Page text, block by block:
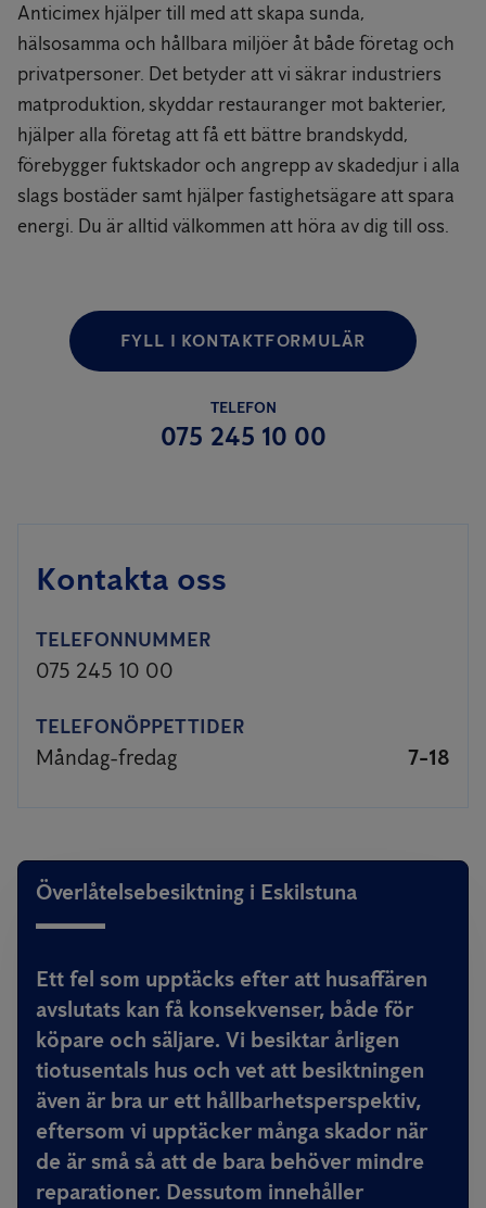
Anticimex hjälper till med att skapa sunda,
hälsosamma och hållbara miljöer åt både företag och
privatpersoner. Det betyder att vi säkrar industriers
matproduktion, skyddar restauranger mot bakterier,
hjälper alla företag att få ett bättre brandskydd,
förebygger fuktskador och angrepp av skadedjur i alla
slags bostäder samt hjälper fastighetsägare att spara
energi. Du är alltid välkommen att höra av dig till oss.
FYLL I KONTAKTFORMULÄR
TELEFON
075 245 10 00
Kontakta oss
TELEFONNUMMER
075 245 10 00
TELEFONÖPPETTIDER
Måndag-fredag 7-18
Överlåtelsebesiktning i Eskilstuna
Ett fel som upptäcks efter att husaffären
avslutats kan få konsekvenser, både för
köpare och säljare. Vi besiktar årligen
tiotusentals hus och vet att besiktningen
även är bra ur ett hållbarhetsperspektiv,
eftersom vi upptäcker många skador när
de är små så att de bara behöver mindre
reparationer. Dessutom innehåller